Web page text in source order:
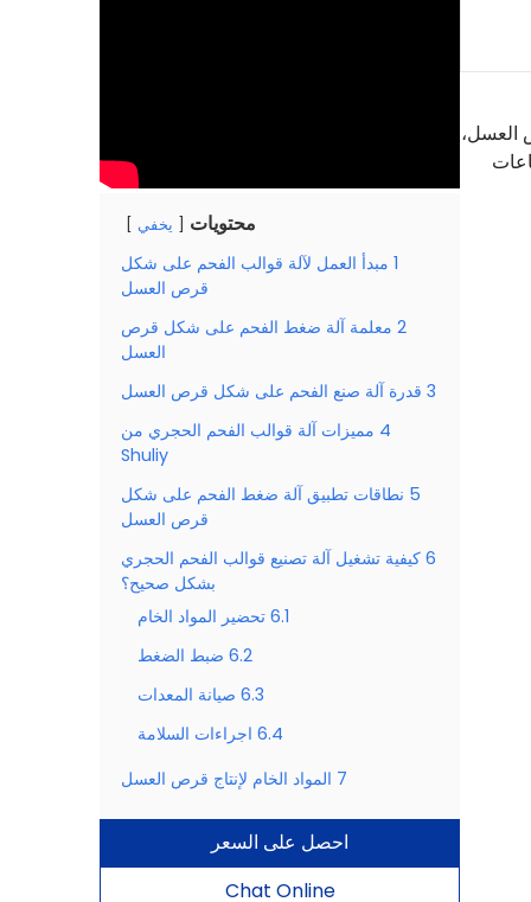
العسل،
محتويات يخفي
1 مبدأ العمل لآلة قوالب الفحم على شكل
قرص العسل
2 معلمة آلة ضغط الفحم على شكل قرص
العسل
3 قدرة آلة صنع الفحم على شكل قرص العسل
4 مميزات آلة قوالب الفحم الحجري من
Shuliy
5 نطاقات تطبيق آلة ضغط الفحم على شكل
قرص العسل
6 كيفية تشغيل آلة تصنيع قوالب الفحم الحجري
بشكل صحيح؟
6.1 تحضير المواد الخام
6.2 ضبط الضغط
6.3 صيانة المعدات
6.4 اجراءات السلامة
7 المواد الخام لإنتاج قرص العسل
احصل على السعر
Chat Online